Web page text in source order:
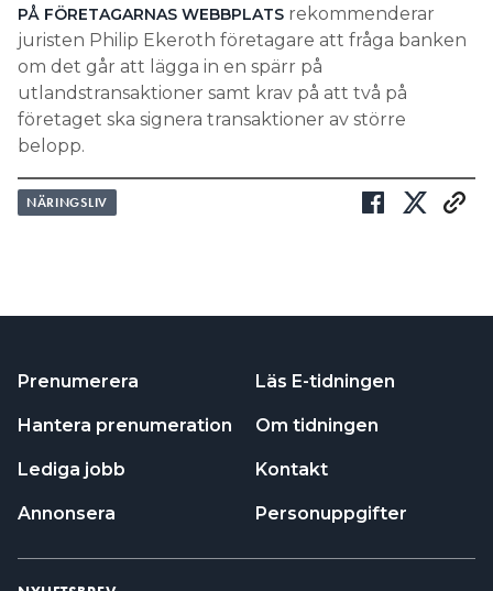
PÅ FÖRETAGARNAS WEBBPLATS rekommenderar
juristen Philip Ekeroth företagare att fråga banken
om det går att lägga in en spärr på
utlandstransaktioner samt krav på att två på
företaget ska signera transaktioner av större
belopp.
NÄRINGSLIV
Prenumerera
Hantera prenumeration
Lediga jobb
Annonsera
Läs E-tidningen
Om tidningen
Kontakt
Personuppgifter